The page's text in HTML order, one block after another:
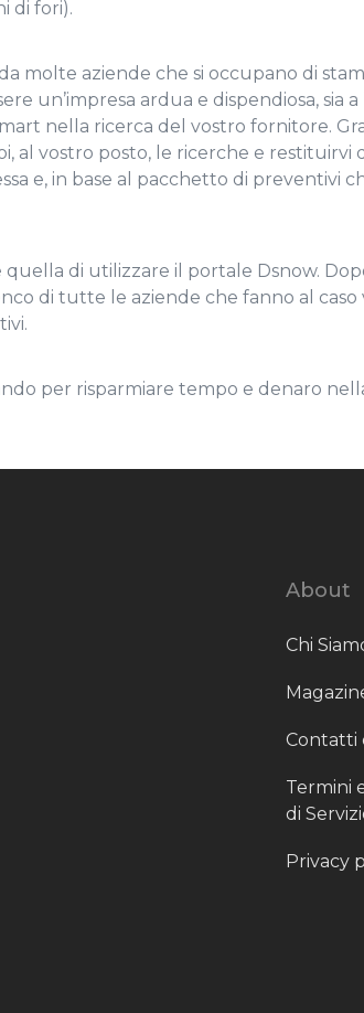
di fori).
molte aziende che si occupano di
un’impresa ardua e dispendiosa,
nella ricerca del vostro fornitore.
al vostro posto, le ricerche e
e, in base al pacchetto di preventivi
quella di utilizzare il portale Dsnow.
di tutte le aziende che fanno al
per risparmiare tempo e denaro
About
Chi
Contatti
Termini
di
Privacy